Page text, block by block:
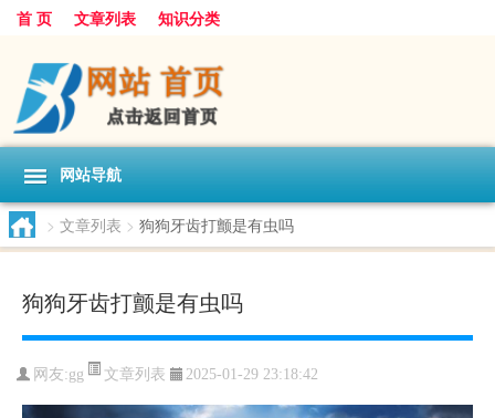
首 页 文章列表 知识分类
网站导航
> 文章列表 > 狗狗牙齿打颤是有虫吗
狗狗牙齿打颤是有虫吗
网友:gg 文章列表 2025-01-29 23:18:42